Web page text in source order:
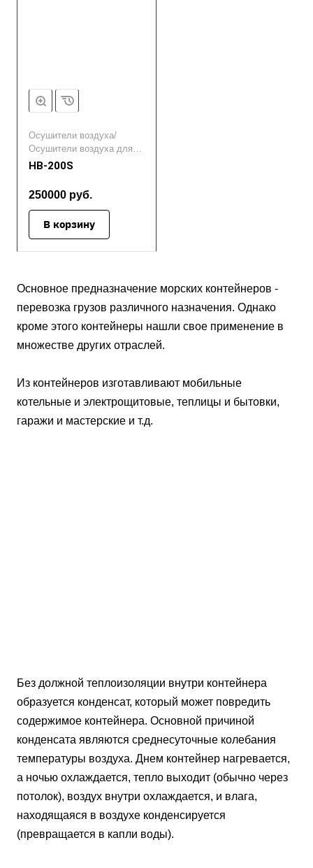
Осушители воздуха/
Осушители воздуха для
морозильных камер/
морских контейнеров
HB-200S
250000 руб.
В корзину
Основное предназначение морских контейнеров -
перевозка грузов различного назначения. Однако
кроме этого контейнеры нашли свое применение в
множестве других отраслей.
Из контейнеров изготавливают мобильные
котельные и электрощитовые, теплицы и бытовки,
гаражи и мастерские и т.д.
Без должной теплоизоляции внутри контейнера
образуется конденсат, который может повредить
содержимое контейнера. Основной причиной
конденсата являются среднесуточные колебания
температуры воздуха. Днем контейнер нагревается,
а ночью охлаждается, тепло выходит (обычно через
потолок), воздух внутри охлаждается, и влага,
находящаяся в воздухе конденсируется
(превращается в капли воды).